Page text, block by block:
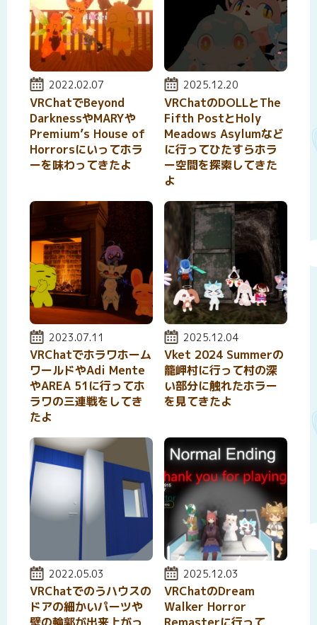
投稿日:
2022.02.07
VRChatでBeyond
DarknessやMARYや
Premium’s House of
Horrorsにいってホラ
ーを味わってきたよ
投稿日:
2025.12.20
VRChatのDOLLとThe
Fifth PostとHoly
Meadows Asylumなど
に行ってひたすらホラ
ー空間を探索してきた
よ
投稿日:
2023.07.11
VRChatでホラワホーム
ワールドやAdi Mente
やAREA 51に行ってホ
ラワの三連戦をしてき
たよ
投稿日:
2025.12.04
Vket 2024 Summerの
籠岬村に行って村の深
い部分に触れたホラー
を見てきたよ
投稿日:
2022.05.03
VRChatでのうハウスの
ドアの細かいパーツや
投稿日:
2025.12.03
VRChatのDream
Walker Horror